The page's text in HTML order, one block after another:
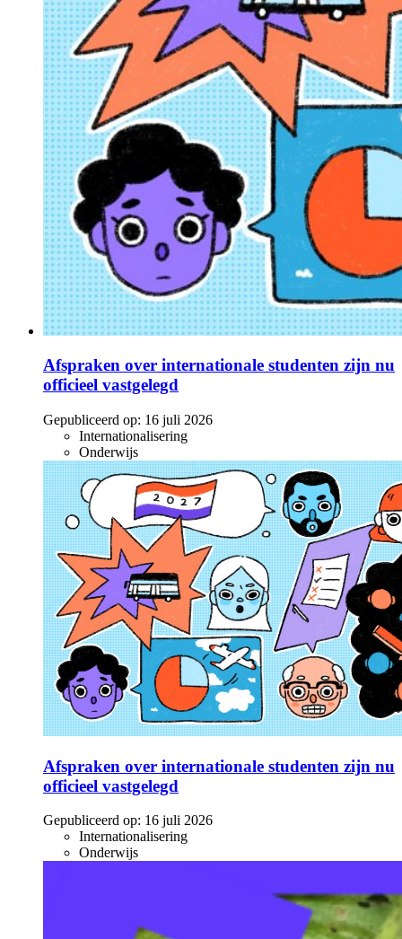
Afspraken over internationale studenten zijn nu
officieel vastgelegd
Gepubliceerd op: 16 juli 2026
Internationalisering
Onderwijs
Afspraken over internationale studenten zijn nu
officieel vastgelegd
Gepubliceerd op: 16 juli 2026
Internationalisering
Onderwijs